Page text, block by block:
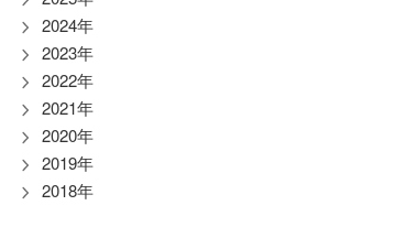
2024年
2023年
2022年
2021年
2020年
2019年
2018年